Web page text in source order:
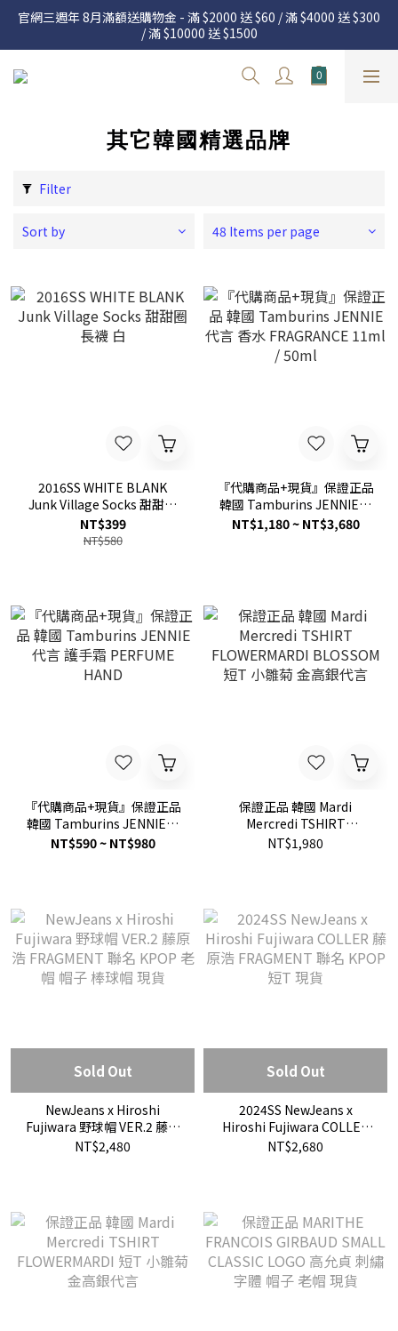
官網三週年 8月滿額送購物金 - 滿 $2000 送 $60 / 滿 $4000 送 $300
/ 滿 $10000 送 $1500
官網三週年 8月滿額送購物金 - 滿 $2000 送 $60 / 滿 $4000 送 $300
/ 滿 $10000 送 $1500
7.22 – 8.13 日本連線中，絕對讓你買到爆
Welcome
其它韓國精選品牌
Filter
Sort by 48 Items per page
2016SS WHITE BLANK
Junk Village Socks 甜甜圈
長襪 白
NT$399
NT$580
『代購商品+現貨』保證正品
韓國 Tamburins JENNIE代
言 香水 FRAGRANCE 11ml /
NT$1,180 ~ NT$3,680
『代購商品+現貨』保證正品
韓國 Tamburins JENNIE代
言 護手霜 PERFUME HAND
NT$590 ~ NT$980
保證正品 韓國 Mardi
Mercredi TSHIRT
FLOWERMARDI BLOSSOM
NT$1,980
Sold Out
NewJeans x Hiroshi
Fujiwara 野球帽 VER.2 藤原
浩 FRAGMENT 聯名 KPOP
NT$2,480
Sold Out
2024SS NewJeans x
Hiroshi Fujiwara COLLER
藤原浩 FRAGMENT 聯名
NT$2,680